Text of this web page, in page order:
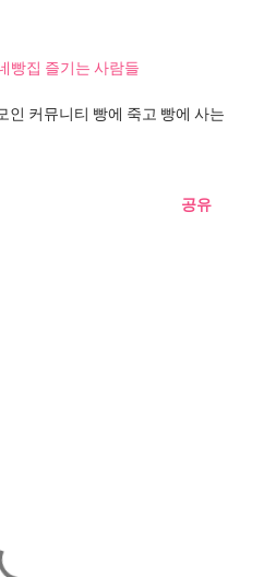
빵집 즐기는 사람들
인 커뮤니티 빵에 죽고 빵에 사는
공유